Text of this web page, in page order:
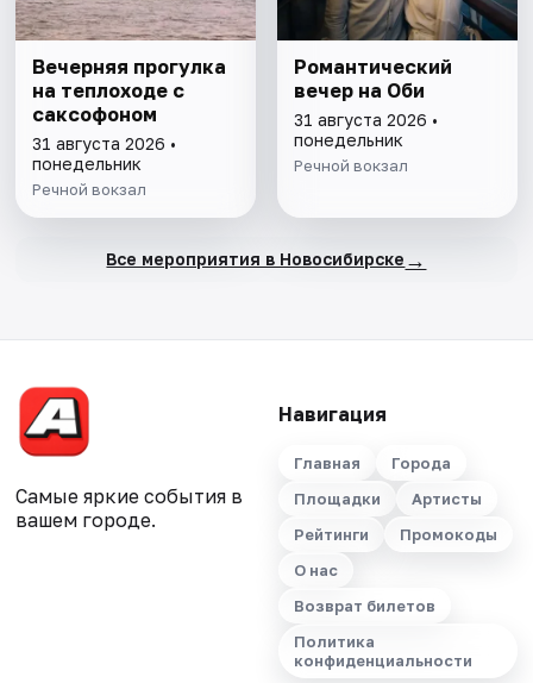
Вечерняя прогулка
на теплоходе с
саксофоном
31 августа 2026 •
понедельник
Речной вокзал
Романтический
вечер на Оби
31 августа 2026 •
понедельник
Речной вокзал
Все мероприятия в Новосибирске →
Самые яркие события в
вашем городе.
Навигация
Главная
Города
Площадки
Артисты
Рейтинги
Промокоды
О нас
Возврат билетов
Политика
конфиденциальности